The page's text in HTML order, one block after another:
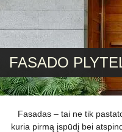
FASADO
Fasadas – tai ne tik
kuria pirmą įspūdį bei